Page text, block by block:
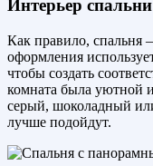
Интерьер
Как правило, спальня
оформления
чтобы создать
комната была уютной
серый, шоколадный
лучше подойдут.